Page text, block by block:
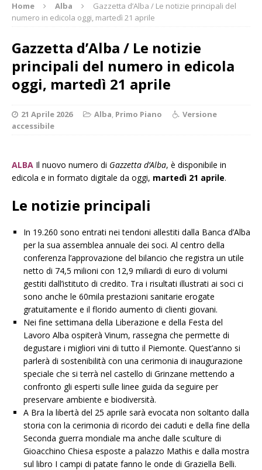
Home Alba
Gazzetta d’Alba / Le notizie principali del
numero in edicola oggi, martedì 21 aprile
Gazzetta d’Alba / Le notizie
principali del numero in edicola
oggi, martedì 21 aprile
21 Aprile 2026 Alba, Primo Piano
Versione
accessibile
ALBA Il nuovo numero di Gazzetta d’Alba, è disponibile in
edicola e in formato digitale da oggi, martedì 21 aprile.
Le notizie principali
In 19.260 sono entrati nei tendoni allestiti dalla Banca d’Alba
per la sua assemblea annuale dei soci. Al centro della
conferenza l’approvazione del bilancio che registra un utile
netto di 74,5 milioni con 12,9 miliardi di euro di volumi
gestiti dall’istituto di credito. Tra i risultati illustrati ai soci ci
sono anche le 60mila prestazioni sanitarie erogate
gratuitamente e il florido aumento di clienti giovani.
Nei fine settimana della Liberazione e della Festa del
Lavoro Alba ospiterà Vinum, rassegna che permette di
degustare i migliori vini di tutto il Piemonte. Quest’anno si
parlerà di sostenibilità con una cerimonia di inaugurazione
speciale che si terrà nel castello di Grinzane mettendo a
confronto gli esperti sulle linee guida da seguire per
preservare ambiente e biodiversità.
A Bra la libertà del 25 aprile sarà evocata non soltanto dalla
storia con la cerimonia di ricordo dei caduti e della fine della
Seconda guerra mondiale ma anche dalle sculture di
Gioacchino Chiesa esposte a palazzo Mathis e dalla mostra
sul libro I campi di patate fanno le onde di Graziella Belli.